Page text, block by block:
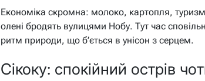
Економіка скромна: молоко, картопля,
олені бродять вулицями Нобу. Тут час
ритм природи, що б’ється в унісон з серцем.
Сікоку: спокійний острів